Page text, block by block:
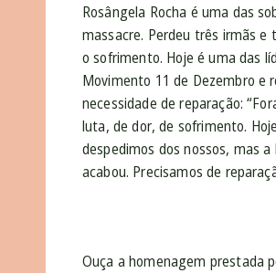
Rosângela Rocha é uma das
massacre. Perdeu três irmãs e
o sofrimento. Hoje é uma das
Movimento 11 de Dezembro e
necessidade de reparação:
luta, de dor, de sofrimento.
despedimos dos nossos, mas
acabou. Precisamos de
Ouça a homenagem prestada